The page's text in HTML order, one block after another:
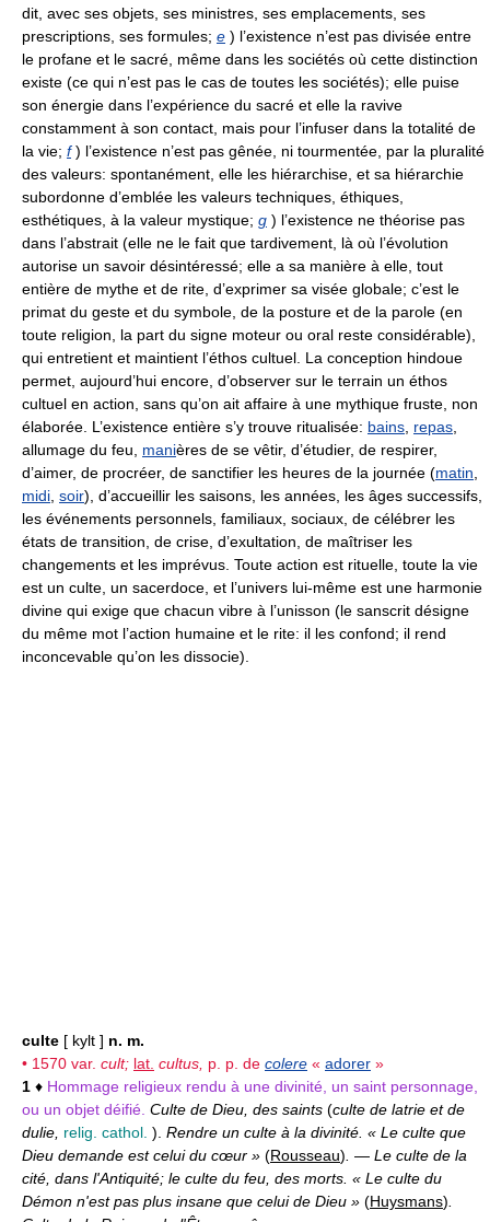
dit, avec ses objets, ses ministres, ses emplacements, ses
prescriptions, ses formules; e ) l’existence n’est pas divisée entre
le profane et le sacré, même dans les sociétés où cette distinction
existe (ce qui n’est pas le cas de toutes les sociétés); elle puise
son énergie dans l’expérience du sacré et elle la ravive
constamment à son contact, mais pour l’infuser dans la totalité de
la vie; f) l’existence n’est pas gênée, ni tourmentée, par la pluralité
des valeurs: spontanément, elle les hiérarchise, et sa hiérarchie
subordonne d’emblée les valeurs techniques, éthiques,
esthétiques, à la valeur mystique; g ) l’existence ne théorise pas
dans l’abstrait (elle ne le fait que tardivement, là où l’évolution
autorise un savoir désintéressé; elle a sa manière à elle, tout
entière de mythe et de rite, d’exprimer sa visée globale; c’est le
primat du geste et du symbole, de la posture et de la parole (en
toute religion, la part du signe moteur ou oral reste considérable),
qui entretient et maintient l’éthos cultuel. La conception hindoue
permet, aujourd’hui encore, d’observer sur le terrain un éthos
cultuel en action, sans qu’on ait affaire à une mythique fruste, non
élaborée. L’existence entière s’y trouve ritualisée: bains repas
allumage du feu, manières de se vêtir, d’étudier, de respirer,
d’aimer, de procréer, de sanctifier les heures de la journée (matin
midi soir), d’accueillir les saisons, les années, les âges successifs,
les événements personnels, familiaux, sociaux, de célébrer les
états de transition, de crise, d’exultation, de maîtriser les
changements et les imprévus. Toute action est rituelle, toute la vie
est un culte, un sacerdoce, et l’univers lui-même est une harmonie
divine qui exige que chacun vibre à l’unisson (le sanscrit désigne
du même mot l’action humaine et le rite: il les confond; il rend
inconcevable qu’on les dissocie).
culte [ kylt ] n. m.
• 1570 var. cult; lat. cultus, p. p. de colere « adorer »
1 ♦ Hommage religieux rendu à une divinité, un saint personnage,
ou un objet déifié. Culte de Dieu, des saints (culte de latrie et de
dulie, relig. cathol. ). Rendre un culte à la divinité. « Le culte que
Dieu demande est celui du cœur » (Rousseau) — Le culte de la
cité, dans l'Antiquité; le culte du feu, des morts. « Le culte du
Démon n'est pas plus insane que celui de Dieu » (Huysmans)